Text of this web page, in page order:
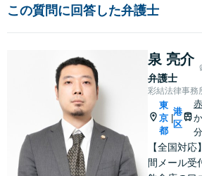
この質問に回答した弁護士
泉 亮介
弁護士
彩結法律事務
東
京
都
港
区
分
【全国対
間メール受